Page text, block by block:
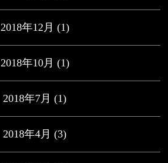
2018年12月 (1)
2018年10月 (1)
2018年7月 (1)
2018年4月 (3)